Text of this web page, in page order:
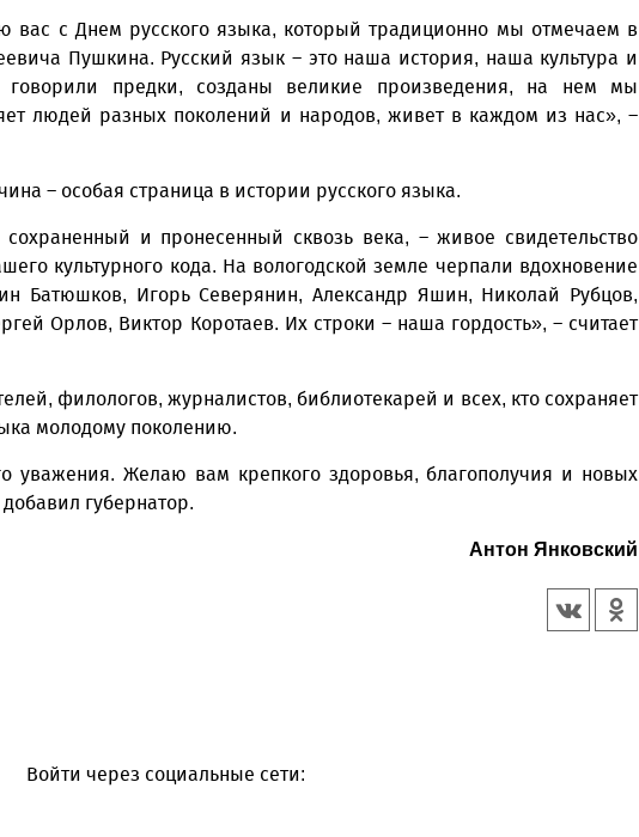
вас с Днем русского языка, который традиционно мы отмечаем в
Пушкина. Русский язык – это наша история, наша культура и
предки, созданы великие произведения, на нем мы
людей разных поколений и народов, живет в каждом из нас», –
– особая страница в истории русского языка.
и пронесенный сквозь века, – живое свидетельство
культурного кода. На вологодской земле черпали вдохновение
Батюшков, Игорь Северянин, Александр Яшин, Николай Рубцов,
Орлов, Виктор Коротаев. Их строки – наша гордость», – считает
филологов, журналистов, библиотекарей и всех, кто сохраняет
молодому поколению.
уважения. Желаю вам крепкого здоровья, благополучия и новых
губернатор.
Антон Янковский
Войти через социальные сети: